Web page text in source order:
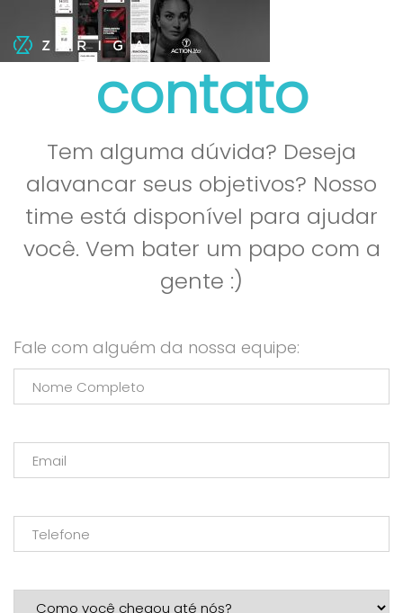
contato
Tem alguma dúvida? Deseja
alavancar seus objetivos? Nosso
time está disponível para ajudar
você. Vem bater um papo com a
gente :)
Fale com alguém da nossa equipe: